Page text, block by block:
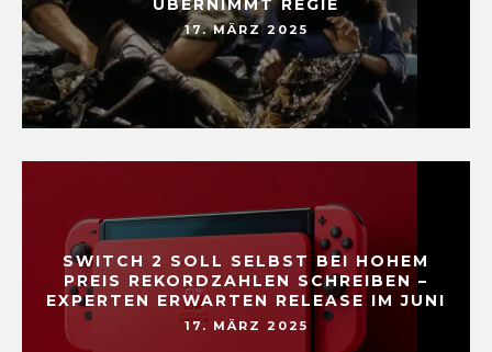
ÜBERNIMMT REGIE
17. MÄRZ 2025
SWITCH 2 SOLL SELBST BEI HOHEM
PREIS REKORDZAHLEN SCHREIBEN –
EXPERTEN ERWARTEN RELEASE IM JUNI
17. MÄRZ 2025